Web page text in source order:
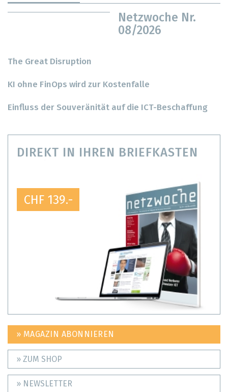
Netzwoche Nr.
08/2026
The Great Disruption
KI ohne FinOps wird zur Kostenfalle
Einfluss der Souveränität auf die ICT-Beschaffung
DIREKT IN IHREN BRIEFKASTEN
CHF 139.-
» MAGAZIN ABONNIEREN
» ZUM SHOP
» NEWSLETTER